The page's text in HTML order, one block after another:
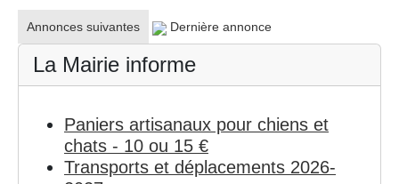
Annonces suivantes Dernière annonce
La Mairie informe
Paniers artisanaux pour chiens et
chats - 10 ou 15 €
Transports et déplacements 2026-